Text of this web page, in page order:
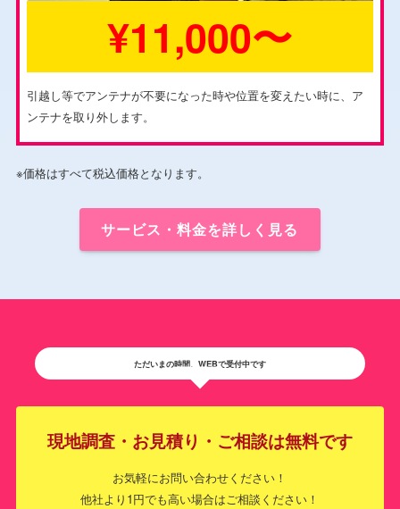
¥11,000〜
引越し等でアンテナが不要になった時や位置を変えたい時に、ア
ンテナを取り外します。
※価格はすべて税込価格となります。
サービス・料金を詳しく見る
ただいまの時間、WEBで受付中です
現地調査・お見積り・ご相談は無料です
お気軽にお問い合わせください！
他社より1円でも高い場合はご相談ください！